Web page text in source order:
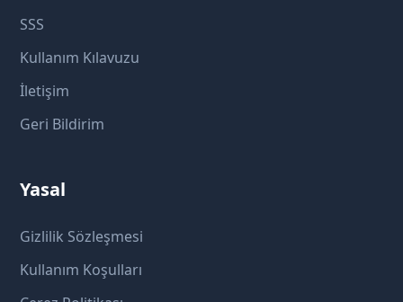
SSS
Kullanım Kılavuzu
İletişim
Geri Bildirim
Yasal
Gizlilik Sözleşmesi
Kullanım Koşulları